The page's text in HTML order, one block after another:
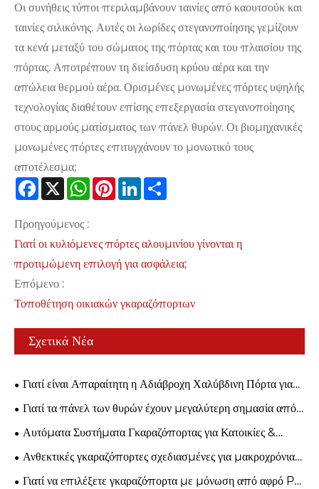
Οι συνήθεις τύποι περιλαμβάνουν ταινίες από καουτσούκ και
ταινίες σιλικόνης. Αυτές οι λωρίδες στεγανοποίησης γεμίζουν
τα κενά μεταξύ του σώματος της πόρτας και του πλαισίου της
πόρτας. Αποτρέπουν τη διείσδυση κρύου αέρα και την
απώλεια θερμού αέρα. Ορισμένες μονωμένες πόρτες υψηλής
τεχνολογίας διαθέτουν επίσης επεξεργασία στεγανοποίησης
στους αρμούς ματίσματος των πάνελ θυρών. Οι βιομηχανικές
μονωμένες πόρτες επιτυγχάνουν το μονωτικό τους
αποτέλεσμα;
Facebook
X WhatsApp
PinterestLinkedIn
Προηγούμενος :
Γιατί οι κυλιόμενες πόρτες αλουμινίου γίνονται η
προτιμώμενη επιλογή για ασφάλεια;
Επόμενο :
Τοποθέτηση οικιακών γκαραζόπορτων
Σχετικά Νέα
Γιατί είναι Απαραίτητη η Αδιάβροχη Χαλύβδινη Πόρτα για
Σύγχρονη Βιομηχανική Ασφάλεια;
Γιατί τα πάνελ των θυρών έχουν μεγαλύτερη σημασία από
όσο νομίζετε;
Αυτόματα Συστήματα Γκαραζόπορτας για Κατοικίες &
Επιχειρήσεις
Ανθεκτικές γκαραζόπορτες σχεδιασμένες για μακροχρόνια
χρήση
Γιατί να επιλέξετε γκαραζόπορτα με μόνωση από αφρό PU